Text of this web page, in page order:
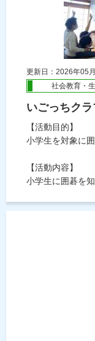
更新日：2026年05
社会教育・
いごっちクラ
【活動目的】
小学生を対象に
【活動内容】
小学生に囲碁を知